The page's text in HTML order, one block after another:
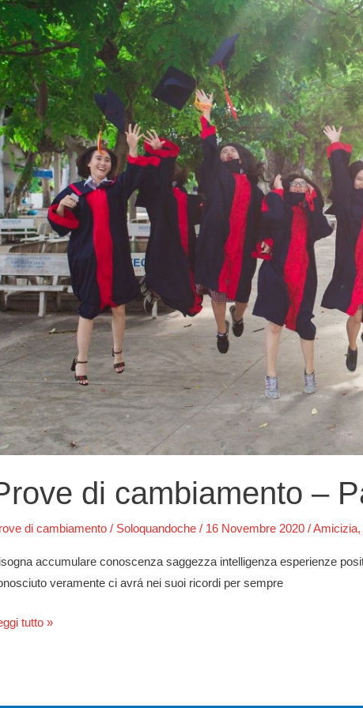
di cambiamento –
di cambiamento / Soloquandoche/ 16 Novembre 2020/Amicizia,
accumulare conoscenza saggezza intelligenza esperienze
veramente ci avrá nei suoi ricordi per sempre
tutto »